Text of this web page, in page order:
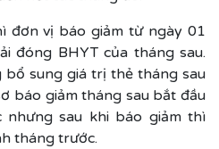
đơn vị báo giảm từ ngày 01
đóng BHYT của tháng sau.
sung giá trị thẻ tháng sau
báo giảm tháng sau bắt đầu
sau khi báo giảm thì
tháng trước.